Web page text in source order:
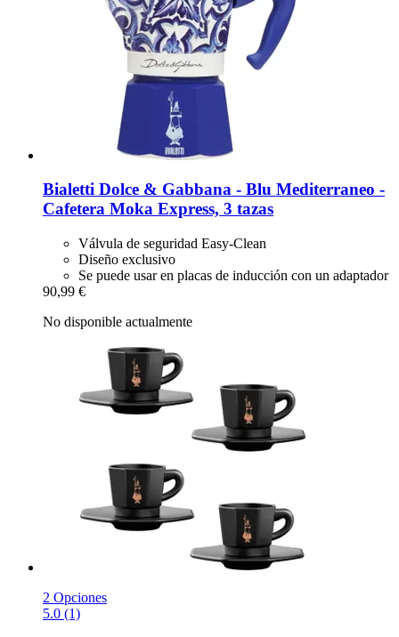
Bialetti Dolce & Gabbana -​ Blu Mediterraneo -​
Cafetera Moka Express, 3 tazas
Válvula de seguridad Easy-Clean
Diseño exclusivo
Se puede usar en placas de inducción con un adaptador
90,99 €
No disponible actualmente
2 Opciones
5.0 (1)